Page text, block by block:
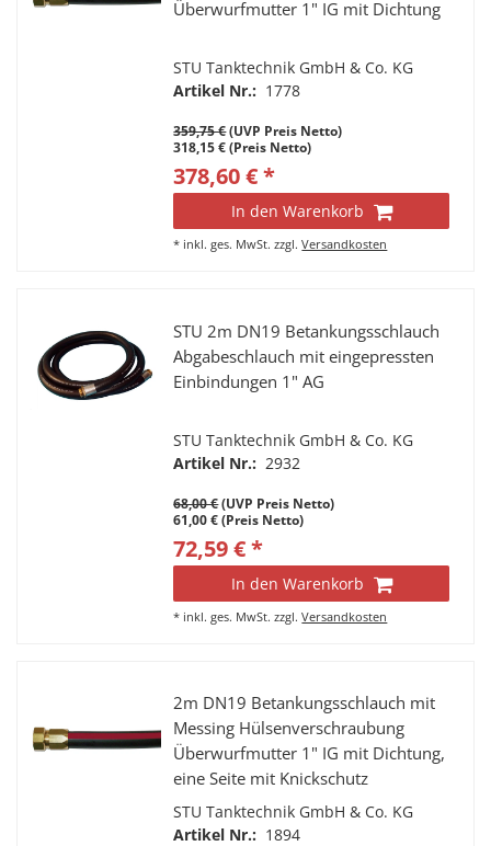
Überwurfmutter 1" IG mit Dichtung
STU Tanktechnik GmbH & Co. KG
Artikel Nr.: 1778
359,75 €(UVP Preis Netto)
318,15 € (Preis Netto)
378,60 € *
In den Warenkorb
* inkl. ges. MwSt. zzgl.Versandkosten
STU 2m DN19 Betankungsschlauch
Abgabeschlauch mit eingepressten
Einbindungen 1" AG
STU Tanktechnik GmbH & Co. KG
Artikel Nr.: 2932
68,00 €(UVP Preis Netto)
61,00 € (Preis Netto)
72,59 € *
In den Warenkorb
* inkl. ges. MwSt. zzgl.Versandkosten
2m DN19 Betankungsschlauch mit
Messing Hülsenverschraubung
Überwurfmutter 1" IG mit Dichtung,
eine Seite mit Knickschutz
STU Tanktechnik GmbH & Co. KG
Artikel Nr.: 1894